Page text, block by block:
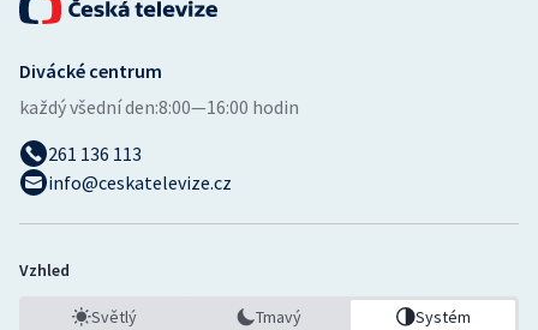
Divácké centrum
každý všední den:8:00—16:00 hodin
261 136 113
info@ceskatelevize.cz
Vzhled
Světlý Tmavý Systém